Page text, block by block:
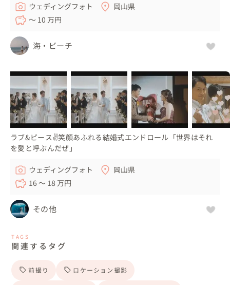
ウェディングフォト
岡山県
〜 10 万円
海・ビーチ
ラブ&ピース✌️笑顔あふれる結婚式エンドロール「世界はそれ
を愛と呼ぶんだぜ」
ウェディングフォト
岡山県
16 〜 18 万円
その他
TAGS
関連するタグ
前撮り ロケーション撮影